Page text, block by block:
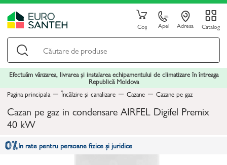
Coș Apel Adresa Catalog
Efectuăm vânzarea, livrarea și instalarea echipamentului de climatizare în întreaga
Republică Moldova
Pagina principala
Încălzire și canalizare Cazane Cazane pe gaz
Cazan pe gaz in condensare AIRFEL Digifel Premix
40 kW
In rate pentru persoane fizice și juridice